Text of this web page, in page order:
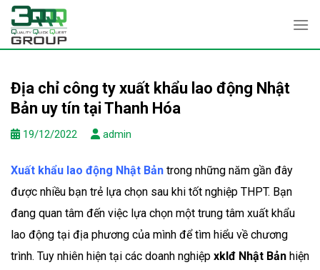
Skip
content
Địa chỉ công ty xuất khẩu lao động Nhật
Bản uy tín tại Thanh Hóa
19/12/2022 admin
Xuất khẩu lao động Nhật Bản trong những năm gần đây
được nhiều bạn trẻ lựa chọn sau khi tốt nghiệp THPT. Bạn
đang quan tâm đến việc lựa chọn một trung tâm xuất khẩu
lao động tại địa phương của mình để tìm hiểu về chương
trình. Tuy nhiên hiện tại các doanh nghiệp xklđ Nhật Bản hiện